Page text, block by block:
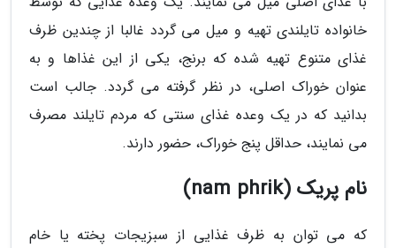
خانواده تایلندی تهیه و میل می گردد غالبا از چندین ظرف
غذای متنوع تهیه شده که برنج، یکی از این غذاها و به
عنوان خوراک اصلی، در نظر گرفته می گردد. جالب است
بدانید که در یک وعده غذای سنتی که مردم تایلند مصرف
می نمایند، حداقل پنج خوراک، حضور دارند.
نام پریک (nam phrik)
که می توان به ظرف غذایی از سبزیجات پخته یا خام